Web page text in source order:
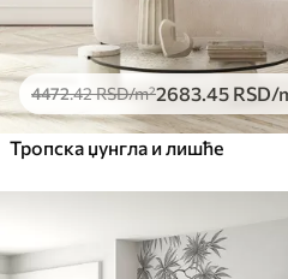
Peel and Stick
8166 .674900.00RSD/m²
4472.42RSD/m²2683.45 RSD/
Тропска џунгла и лишће